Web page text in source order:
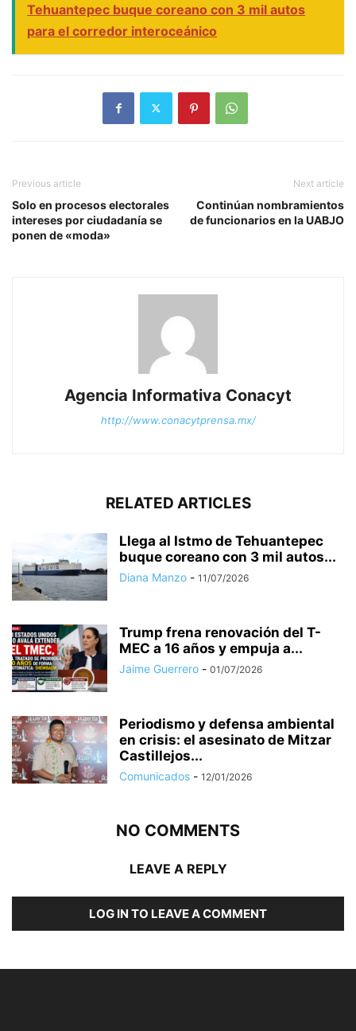
Tehuantepec buque coreano con 3 mil autos
para el corredor interoceánico
Previous article
Solo en procesos electorales
intereses por ciudadanía se
ponen de «moda»
Next article
Continúan nombramientos
de funcionarios en la UABJO
Agencia Informativa Conacyt
http://www.conacytprensa.mx/
RELATED ARTICLES
Llega al Istmo de Tehuantepec
buque coreano con 3 mil autos...
Diana Manzo - 11/07/2026
Trump frena renovación del T-
MEC a 16 años y empuja a...
Jaime Guerrero - 01/07/2026
Periodismo y defensa ambiental
en crisis: el asesinato de Mitzar
Castillejos...
Comunicados - 12/01/2026
NO COMMENTS
LEAVE A REPLY
LOG IN TO LEAVE A COMMENT